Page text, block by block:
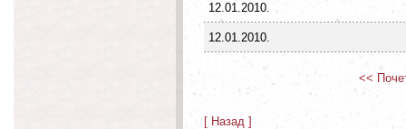
12.01.2010.
12.01.2010.
<<
[ Назад ]